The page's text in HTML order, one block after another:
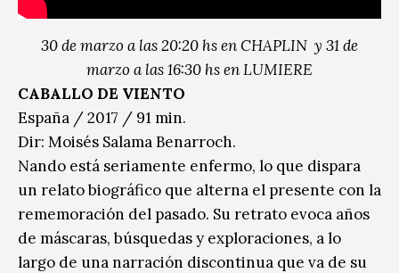
30 de marzo a las 20:20 hs en CHAPLIN y 31 de
marzo a las 16:30 hs en LUMIERE
CABALLO DE VIENTO
España / 2017 / 91 min.
Dir: Moisés Salama Benarroch.
Nando está seriamente enfermo, lo que dispara
un relato biográfico que alterna el presente con la
rememoración del pasado. Su retrato evoca años
de máscaras, búsquedas y exploraciones, a lo
largo de una narración discontinua que va de su